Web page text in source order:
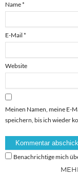
Name*
E-Mail *
Website
Meinen Namen, meine E-
speichern, bis ich wieder
Benachrichtige mich